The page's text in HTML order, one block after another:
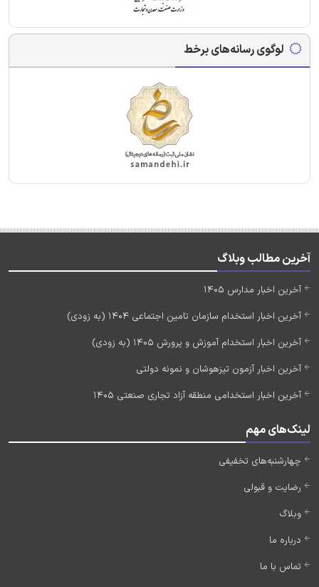
لوگوی رسانه‌های برخط
آخرین مطالب وبلاگ
آخرین اخبار مدارس 1405
آخرین اخبار استخدام سازمان تامین اجتماعی 1404 (به زودی)
آخرین اخبار استخدام آموزش و پرورش 1405 (به زودی)
آخرین اخبار آزمون تیزهوشان و نمونه دولتی
آخرین اخبار استخدامی منطقه آزاد تجاری صنعتی 1405
لینک‌های مهم
چهارشنبه‌های تخفیفی
رضایت و قبولی
وبلاگ
درباره ما
تماس با ما